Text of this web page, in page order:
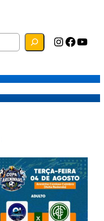
Instagram Facebook YouTube